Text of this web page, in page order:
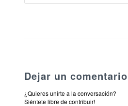
Dejar un comentario
¿Quieres unirte a la conversación?
Siéntete libre de contribuir!